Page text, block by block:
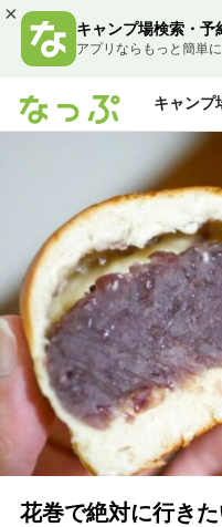
×
キャンプ場検索・予
アプリならもっと簡単に
キャンプ
花巻で絶対に行き